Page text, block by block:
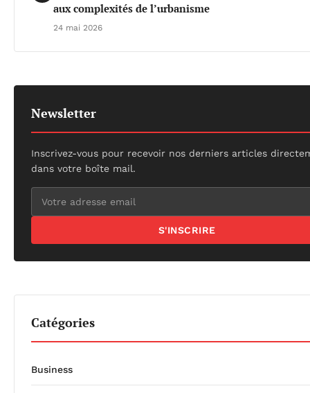
aux complexités de l’urbanisme
24 mai 2026
Newsletter
Inscrivez-vous pour recevoir nos derniers articles
dans votre boîte mail.
S'INSCRIRE
Catégories
Business